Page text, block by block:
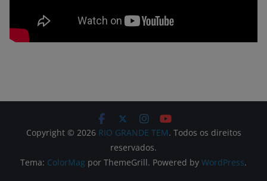
Copyright © 2026 RIO GRANDE TEM. Todos os direitos
reservados.
Tema: ColorMag por ThemeGrill. Powered by WordPress.